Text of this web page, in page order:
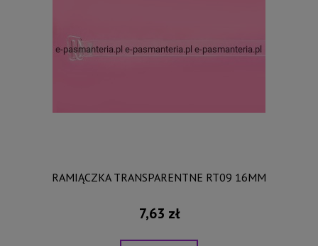
RAMIĄCZKA TRANSPARENTNE RT09 16MM
7,63 zł